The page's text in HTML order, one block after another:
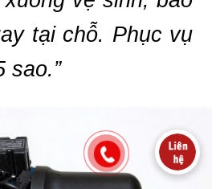
tại chỗ. Phục vụ
sao.”